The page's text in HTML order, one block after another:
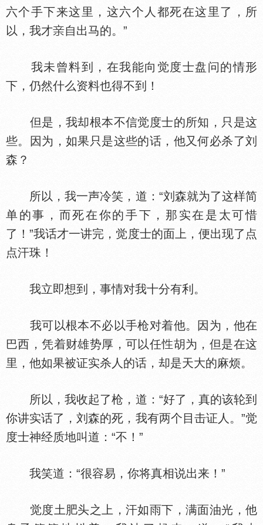
六个手下来这里，这六个人都死在这里了，所
以，我才
自出马的。”
我未曾料到，在我能向觉度士盘问的情形
下，仍然什么资料也得不到！
但是，我却根本不信觉度士的所知，只是这
些。因为，如果只是这些的话，他又何必杀了刘
森？
所以，我一声冷笑，道：“刘森就为了这样简
单的事，而死在你的手下，那实在是太可惜
了！”我话才一讲完，觉度士的面上，便出现了点
点汗珠！
我立即想到，事情对我十分有利。
我可以根本不必以手枪对着他。因为，他在
巴西，凭着财雄势厚，可以任
胡为，但是在这
里，他如果被证实杀人的话，却是天大的麻烦。
所以，我收起了枪，道：“好了，真的该轮到
你讲实话了，刘森的死，我有两个目击证人。”觉
度士神经质地叫道：“不！”
我笑道：“很容易，你将真相说出来！”
觉度土肥头之上，汗如雨下，满面油光，他